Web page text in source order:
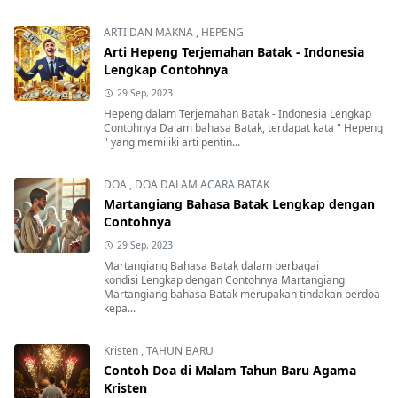
ARTI DAN MAKNA , HEPENG
Arti Hepeng Terjemahan Batak - Indonesia
Lengkap Contohnya
29 Sep, 2023
Hepeng dalam Terjemahan Batak - Indonesia Lengkap
Contohnya Dalam bahasa Batak, terdapat kata " Hepeng
" yang memiliki arti pentin...
DOA , DOA DALAM ACARA BATAK
Martangiang Bahasa Batak Lengkap dengan
Contohnya
29 Sep, 2023
Martangiang Bahasa Batak dalam berbagai
kondisi Lengkap dengan Contohnya Martangiang
Martangiang bahasa Batak merupakan tindakan berdoa
kepa...
Kristen ,TAHUN BARU
Contoh Doa di Malam Tahun Baru Agama
Kristen